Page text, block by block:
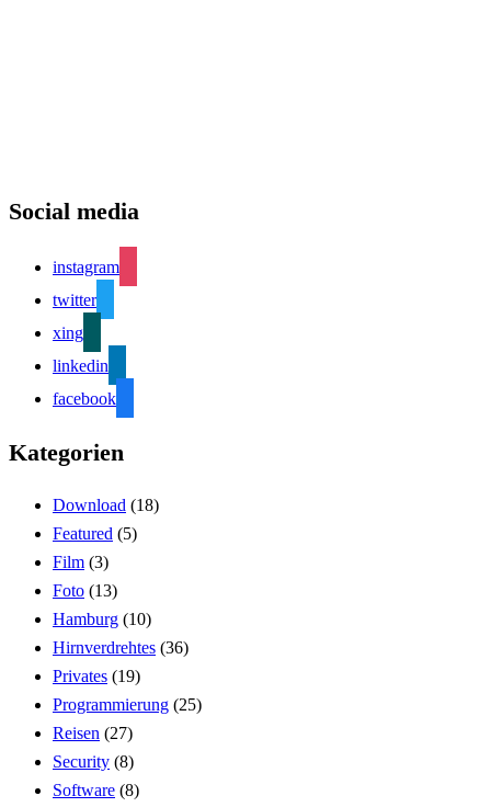
Social media
instagram
twitter
xing
linkedin
facebook
Kategorien
Download (18)
Featured (5)
Film (3)
Foto (13)
Hamburg (10)
Hirnverdrehtes (36)
Privates (19)
Programmierung (25)
Reisen (27)
Security (8)
Software (8)